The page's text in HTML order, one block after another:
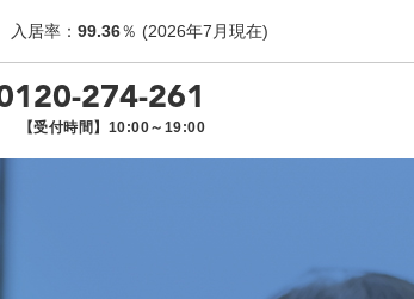
入居率： 99.36％ (2026年7月現在)
274-261
【受付時間】10:00～19:00